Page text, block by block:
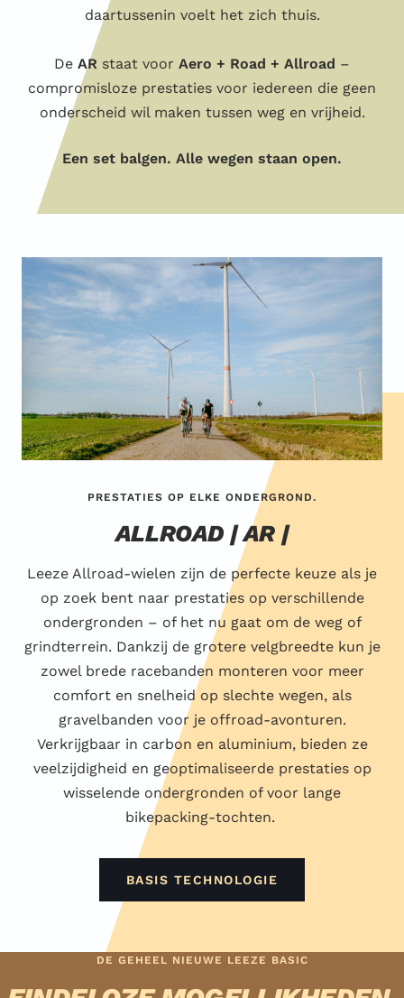
daartussenin voelt het zich thuis.
De AR staat voor Aero + Road + Allroad –
compromisloze prestaties voor iedereen die geen
onderscheid wil maken tussen weg en vrijheid.
Een set balgen. Alle wegen staan open.
PRESTATIES OP ELKE ONDERGROND.
ALLROAD | AR |
Leeze Allroad-wielen zijn de perfecte keuze als je
op zoek bent naar prestaties op verschillende
ondergronden – of het nu gaat om de weg of
grindterrein. Dankzij de grotere velgbreedte kun je
zowel brede racebanden monteren voor meer
comfort en snelheid op slechte wegen, als
gravelbanden voor je offroad-avonturen.
Verkrijgbaar in carbon en aluminium, bieden ze
veelzijdigheid en geoptimaliseerde prestaties op
wisselende ondergronden of voor lange
bikepacking-tochten.
BASIS TECHNOLOGIE
DE GEHEEL NIEUWE LEEZE BASIC